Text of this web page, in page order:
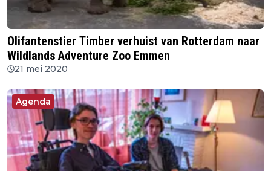
Olifantenstier Timber verhuist van Rotterdam naar
Wildlands Adventure Zoo Emmen
21 mei 2020
Agenda